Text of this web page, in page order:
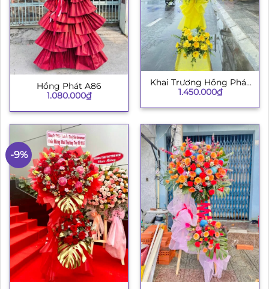
Hồng Phát A86
1.080.000₫
Khai Trương Hồng Phát
003
1.450.000₫
-9%